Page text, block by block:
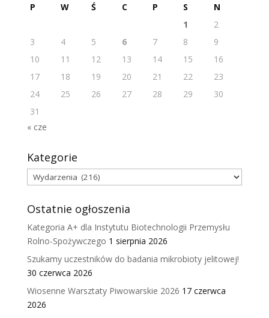
P W Ś C P S
N
1
2
3
4 5 6 7 8
9
10
11 12 13 14 15
16
17
18 19 20 21 22
23
24
25 26 27 28 29
30
31
« cze
Kategorie
Kategorie
Ostatnie ogłoszenia
Kategoria A+ dla Instytutu Biotechnologii Przemysłu
Rolno-Spożywczego 1 sierpnia 2026
Szukamy uczestników do badania mikrobioty jelitowej!
30 czerwca 2026
Wiosenne Warsztaty Piwowarskie 2026 17 czerwca
2026